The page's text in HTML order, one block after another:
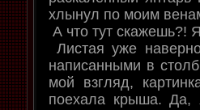
хлынул по моим
А что тут скажешь?!
Листая уже
написанными в
мой взгляд,
поехала крыша. Да,